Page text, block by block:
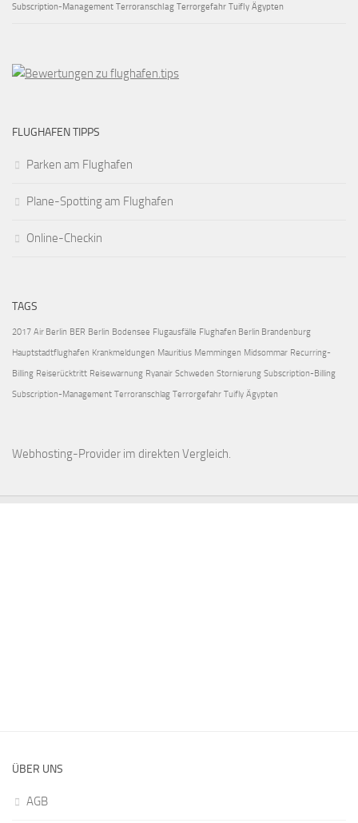
Subscription-Management Terroranschlag Terrorgefahr Tuifly Ägypten
FLUGHAFEN TIPPS
Parken am Flughafen
Plane-Spotting am Flughafen
Online-Checkin
TAGS
2017 Air Berlin BER Berlin Bodensee Flugausfälle Flughafen Berlin Brandenburg
Hauptstadtflughafen Krankmeldungen Mauritius Memmingen Midsommar Recurring-
Billing Reiserücktritt Reisewarnung Ryanair Schweden Stornierung Subscription-Billing
Subscription-Management Terroranschlag Terrorgefahr Tuifly Ägypten
Webhosting-Provider im direkten Vergleich.
ÜBER UNS
AGB